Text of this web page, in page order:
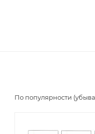
По популярности